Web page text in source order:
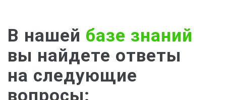
В нашей базе знаний
вы найдете ответы
на следующие
вопросы: